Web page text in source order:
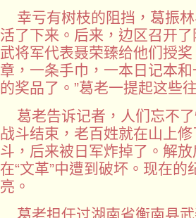
幸亏有树枝的阻挡，葛振
活了下来。后来，边区召开
武将军代表聂荣臻给他们授
章，一条手巾，一本日记本
的奖品了。”葛老一提起这些
葛老告诉记者，人们忘不
战斗结束，老百姓就在山上
斗，后来被日军炸掉了。解
在“文革”中遭到破坏。现在
亮。
葛老担任过湖南省衡南县